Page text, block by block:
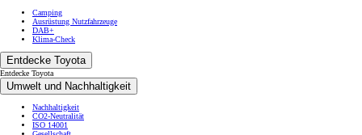
Camping
Ausrüstung Nutzfahrzeuge
DAB+
Klima-Check
Entdecke Toyota
Entdecke Toyota
Umwelt und Nachhaltigkeit
Nachhaltigkeit
CO2-Neutralität
ISO 14001